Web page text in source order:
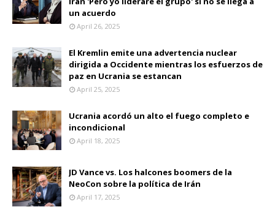
un acuerdo
April 26, 2025
El Kremlin emite una advertencia nuclear
dirigida a Occidente mientras los esfuerzos de
paz en Ucrania se estancan
April 25, 2025
Ucrania acordó un alto el fuego completo e
incondicional
April 18, 2025
JD Vance vs. Los halcones boomers de la
NeoCon sobre la política de Irán
April 17, 2025